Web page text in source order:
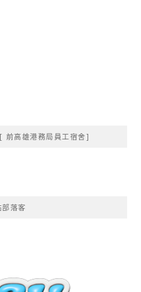
前高雄港務局員工宿舍]
落客